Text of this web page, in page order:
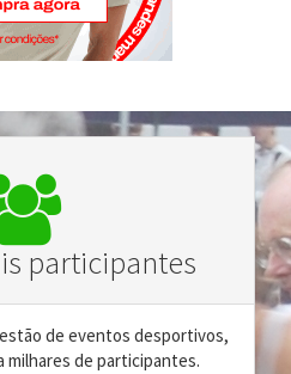
participantes
de eventos desportivos,
milhares de participantes.